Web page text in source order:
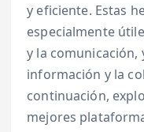
y eficiente. Estas
especialmente
y la
información y la
continuación,
mejores